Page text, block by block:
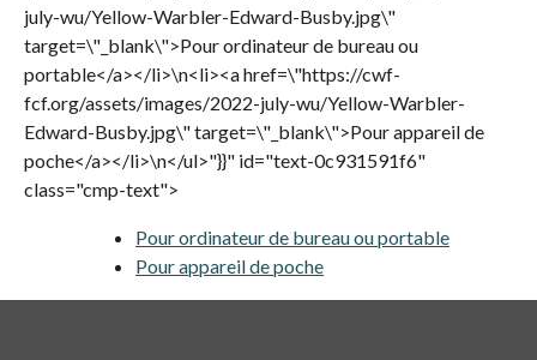
july-wu/Yellow-Warbler-Edward-Busby.jpg\"
target=\"_blank\">Pour ordinateur de bureau ou
portable</a></li>\n<li><a href=\"https://cwf-
fcf.org/assets/images/2022-july-wu/Yellow-Warbler-
Edward-Busby.jpg\" target=\"_blank\">Pour appareil de
poche</a></li>\n</ul>"}}" id="text-0c931591f6"
class="cmp-text">
Pour ordinateur de bureau ou portable
Pour appareil de poche